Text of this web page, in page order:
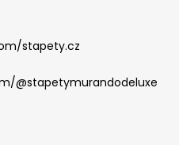
stapety.cz
@stapetymurandodeluxe